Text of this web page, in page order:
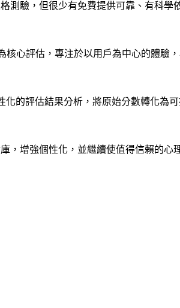
測驗，但很少有免費提供可靠、有科學
核心評估，專注於以用戶為中心的體驗
的評估結果分析，將原始分數轉化為
，增強個性化，並繼續使值得信賴的心